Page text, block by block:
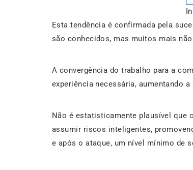
Esta tendência é confirmada pela
são conhecidos, mas muitos mais
A convergência do trabalho para a
experiência necessária, aumentando
Não é estatisticamente plausível que
assumir riscos inteligentes,
e após o ataque, um nível mínimo de